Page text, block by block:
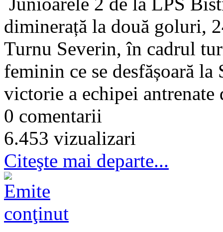
diminerață la două goluri,
Turnu Severin, în cadrul
feminin ce se desfășoară
victorie a echipei antrenate
0 comentarii
6.453 vizualizari
Citeşte mai departe...